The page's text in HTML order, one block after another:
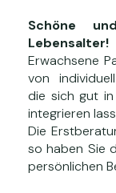
Schöne
Lebensalter!
Erwachsene
von
die sich gut
integrieren
Die
so haben Sie
persönlichen